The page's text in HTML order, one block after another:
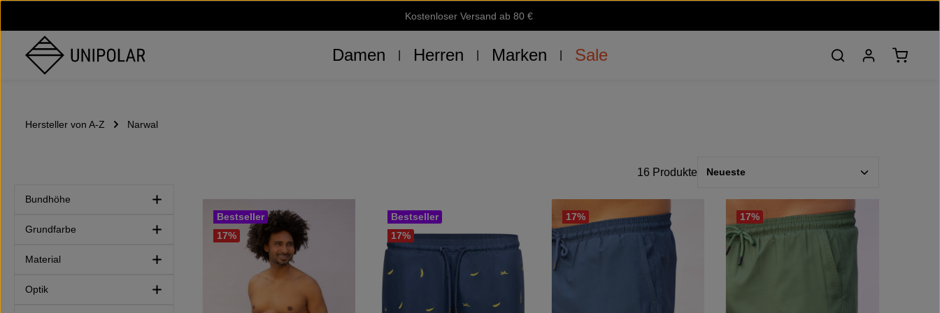
Kostenloser Versand ab 80 €
Damen Herren Marken Sale
Hersteller von A-Z Narwal
Bundhöhe
Grundfarbe
Material
Optik
16 Produkte
17%
Bestseller
17%
Bestseller 17% 17%